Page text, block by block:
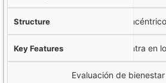
7 anillos
Más fácil de aprender, se centra en
Evaluación de